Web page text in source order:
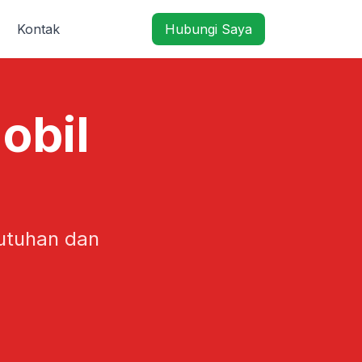
Kontak Hubungi Saya
dan